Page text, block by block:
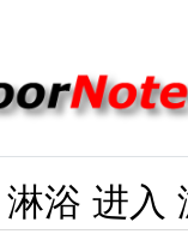
浴 进入